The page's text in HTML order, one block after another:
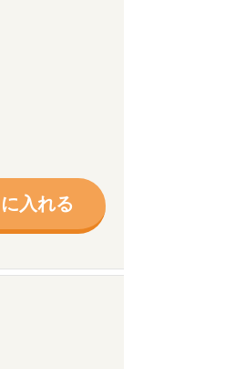
入れる